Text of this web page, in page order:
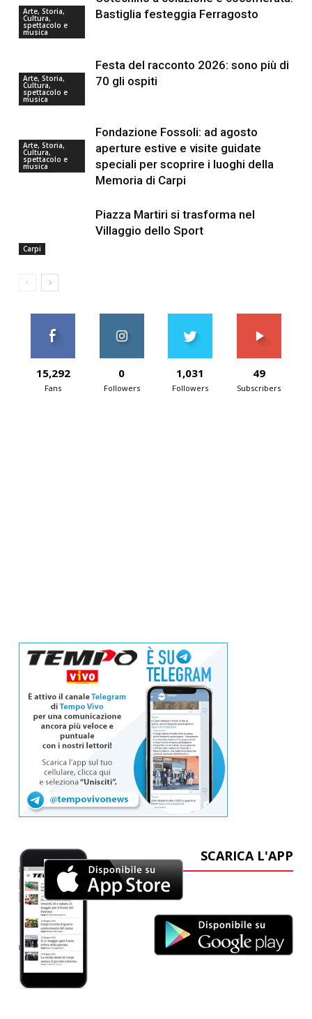
Arte, Storia,
Cultura,
spettacolo e
musica
Bastiglia festeggia Ferragosto
Arte, Storia,
Cultura,
spettacolo e
musica
Festa del racconto 2026: sono più di
70 gli ospiti
Arte, Storia,
Cultura,
spettacolo e
musica
Fondazione Fossoli: ad agosto
aperture estive e visite guidate
speciali per scoprire i luoghi della
Memoria di Carpi
Carpi
Piazza Martiri si trasforma nel
Villaggio dello Sport
15,292
Fans
0
Followers
1,031
Followers
49
Subscribers
SCARICA L'APP